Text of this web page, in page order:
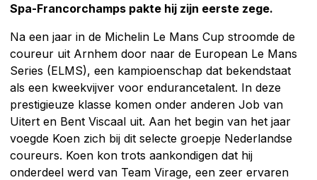
Spa-Francorchamps pakte hij zijn eerste zege.
Na een jaar in de Michelin Le Mans Cup stroomde de
coureur uit Arnhem door naar de European Le Mans
Series (ELMS), een kampioenschap dat bekendstaat
als een kweekvijver voor endurancetalent. In deze
prestigieuze klasse komen onder anderen Job van
Uitert en Bent Viscaal uit. Aan het begin van het jaar
voegde Koen zich bij dit selecte groepje Nederlandse
coureurs. Koen kon trots aankondigen dat hij
onderdeel werd van Team Virage, een zeer ervaren